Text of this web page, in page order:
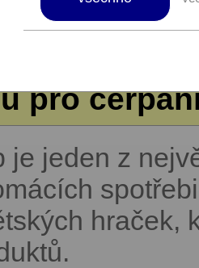
pro
je jeden z
hraček,